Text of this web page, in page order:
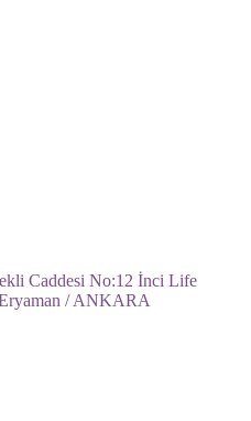
Caddesi No:12 İnci Life
/ ANKARA